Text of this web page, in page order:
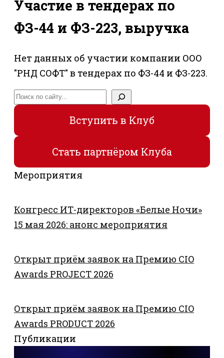
Участие в тендерах по
ФЗ-44 и ФЗ-223, выручка
Нет данных об участии компании ООО
"РНД СОФТ" в тендерах по ФЗ-44 и ФЗ-223.
Поиск
Вступить в Клуб
Стать партнёром Клуба
Мероприятия
Конгресс ИТ-директоров «Белые Ночи»
15 мая 2026: анонс мероприятия
Открыт приём заявок на Премию CIO
Awards PROJECT 2026
Открыт приём заявок на Премию CIO
Awards PRODUCT 2026
Публикации